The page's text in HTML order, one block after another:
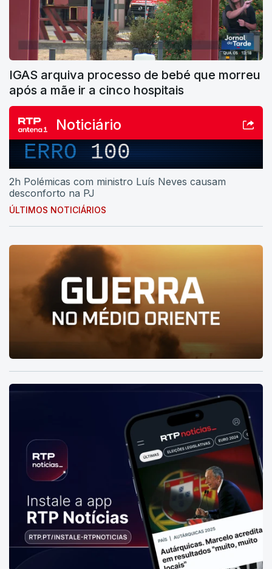
IGAS arquiva processo de bebé que morreu
após a mãe ir a cinco hospitais
Noticiário
ERRO100
2h Polémicas com ministro Luís Neves causam
desconforto na PJ
ÚLTIMOS NOTICIÁRIOS